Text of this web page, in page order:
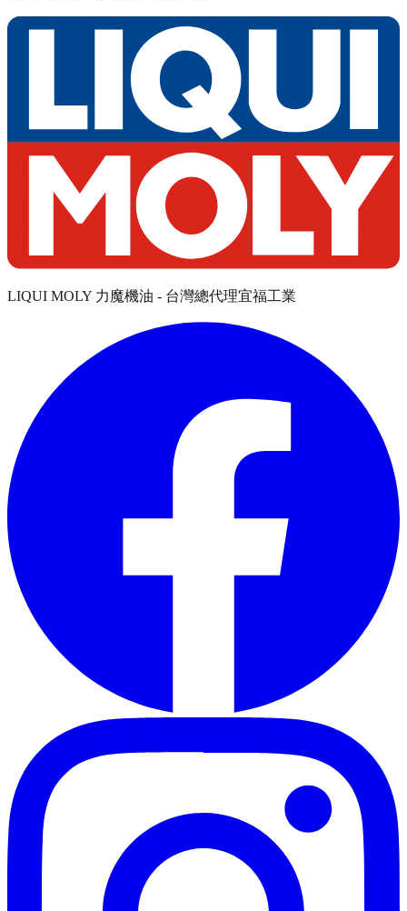
LIQUI MOLY 力魔機油 - 台灣總代理宜福工業